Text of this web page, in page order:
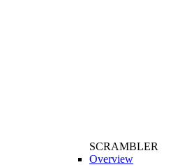
SCRAMBLER
Overview